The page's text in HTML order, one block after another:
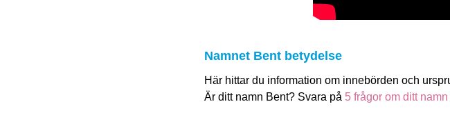
Namnet Bent betydelse
Här hittar du information om innebörden och
Är ditt namn Bent? Svara på 5 frågor om ditt namn